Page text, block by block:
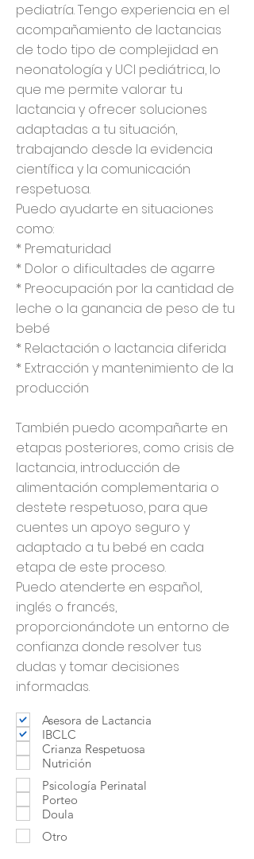
pediatría. Tengo experiencia en el
acompañamiento de lactancias
de todo tipo de complejidad en
neonatología y UCI pediátrica, lo
que me permite valorar tu
lactancia y ofrecer soluciones
adaptadas a tu situación,
trabajando desde la evidencia
científica y la comunicación
respetuosa.
Puedo ayudarte en situaciones
como:
* Prematuridad
* Dolor o dificultades de agarre
* Preocupación por la cantidad de
leche o la ganancia de peso de tu
bebé
* Relactación o lactancia diferida
* Extracción y mantenimiento de la
producción
También puedo acompañarte en
etapas posteriores, como crisis de
lactancia, introducción de
alimentación complementaria o
destete respetuoso, para que
cuentes un apoyo seguro y
adaptado a tu bebé en cada
etapa de este proceso.
Puedo atenderte en español,
inglés o francés,
proporcionándote un entorno de
confianza donde resolver tus
dudas y tomar decisiones
informadas.
Asesora de Lactancia
IBCLC
Crianza Respetuosa
Nutrición
Psicología Perinatal
Porteo
Doula
Otro